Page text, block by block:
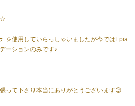
☆
ｰを使用していらっしゃいましたが今ではEpia
ーションのみです♪
って下さり本当にありがとうございます😊